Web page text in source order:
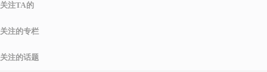
关注TA的
关注的专栏
关注的话题